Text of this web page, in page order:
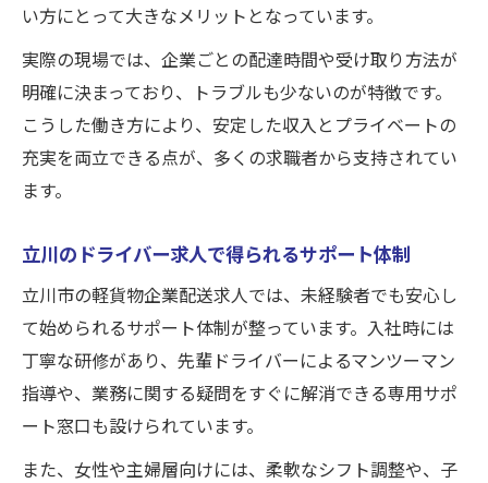
い方にとって大きなメリットとなっています。
実際の現場では、企業ごとの配達時間や受け取り方法が
明確に決まっており、トラブルも少ないのが特徴です。
こうした働き方により、安定した収入とプライベートの
充実を両立できる点が、多くの求職者から支持されてい
ます。
立川のドライバー求人で得られるサポート体制
立川市の軽貨物企業配送求人では、未経験者でも安心し
て始められるサポート体制が整っています。入社時には
丁寧な研修があり、先輩ドライバーによるマンツーマン
指導や、業務に関する疑問をすぐに解消できる専用サポ
ート窓口も設けられています。
また、女性や主婦層向けには、柔軟なシフト調整や、子